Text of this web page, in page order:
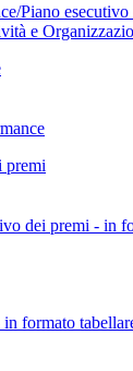
Piano
e
premi
dei premi - in
formato